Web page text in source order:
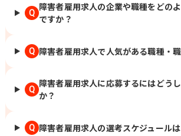
Q
障害者雇用求人の企業や職種をどの
ですか？
Q 障害者雇用求人で人気がある職種・
Q
障害者雇用求人に応募するにはどう
か？
Q 障害者雇用求人の選考スケジュールは